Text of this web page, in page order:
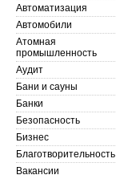
Автоматизация
Автомобили
Атомная
промышленность
Аудит
Бани и сауны
Банки
Безопасность
Бизнес
Благотворительность
Вакансии